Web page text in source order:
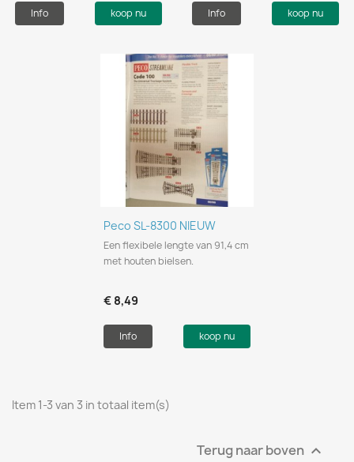
Info koop nu Info koop nu
Peco SL-8300 NIEUW
Een flexibele lengte van 91,4 cm
met houten bielsen.
€ 8,49
Info koop nu
Item 1-3 van 3 in totaal item(s)
Terug naar boven 